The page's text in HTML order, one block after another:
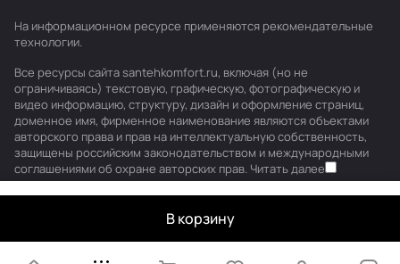
В корзину
На информационном ресурсе применяются рекомендательные
технологии.
Все ресурсы сайта santehkomfort.ru, включая (но не
ограничиваясь) текстовую, графическую, фотографическую и
видео информацию, структуру, дизайн и оформление страниц,
доменное имя, фирменное наименование являются объектами
авторского права и прав на интеллектуальную собственность,
защищены российским законодательством и международными
соглашениями об охране авторских прав. Читать далее